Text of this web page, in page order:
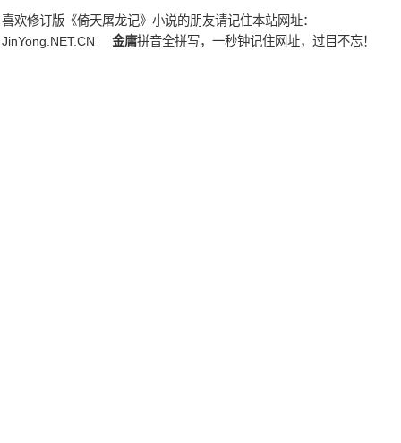
喜欢修订版《倚天屠龙记》小说的朋友请记住本站网址：
JinYong.NET.CN
金庸拼音全拼写，一秒钟记住网址，过目不忘！